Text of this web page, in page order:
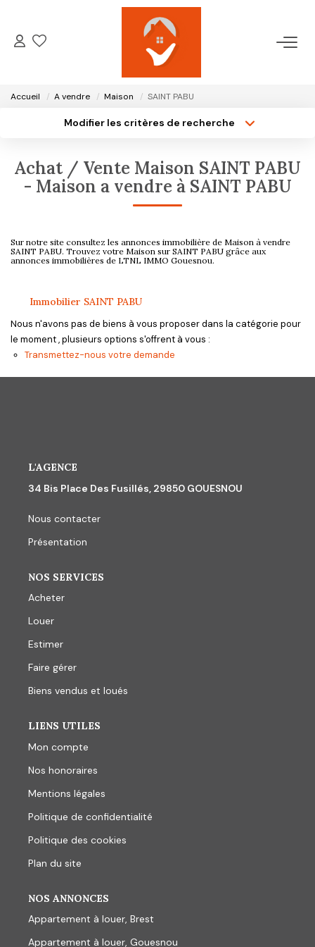
ACCUEIL
LOCATIONS
GESTION LOCATIVE
CONTACT
Accueil A vendre Maison SAINT PABU
Modifier les critères de recherche
Sélectionnez...
Type de bien
Surface min
Créer une alerte
Achat / Vente Maison SAINT PABU
- Maison a vendre à SAINT PABU
Sur notre site consultez les annonces immobilière de Maison à vendre
SAINT PABU. Trouvez votre Maison sur SAINT PABU grâce aux
annonces immobilières de LTNL IMMO Gouesnou.
Immobilier SAINT PABU
Nous n'avons pas de biens à vous proposer dans la catégorie pour
le moment , plusieurs options s'offrent à vous :
Transmettez-nous votre demande
L'AGENCE
34 Bis Place Des Fusillés, 29850 GOUESNOU
Nous contacter
Présentation
NOS SERVICES
Acheter
Louer
Estimer
Faire gérer
Biens vendus et loués
LIENS UTILES
Mon compte
Nos honoraires
Mentions légales
Politique de confidentialité
Politique des cookies
Plan du site
NOS ANNONCES
Appartement à louer, Brest
Appartement à louer, Gouesnou